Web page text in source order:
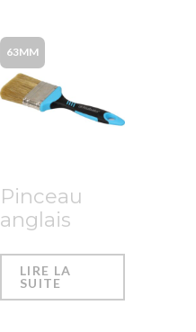
Pinceau
anglais
63MM
LIRE LA
SUITE